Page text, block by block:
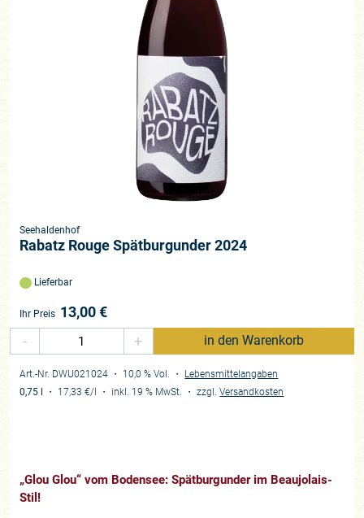
Seehaldenhof
Rabatz Rouge Spätburgunder 2024
Lieferbar
Ihr Preis 13,00€
-
+ in den Warenkorb
Art.-Nr. DWU021024 ・ 10,0 % Vol. ・ Lebensmittelangaben
0,75 l
・ 17,33 €/l ・ inkl. 19 % MwSt. ・zzgl.Versandkosten
„Glou Glou“ vom Bodensee: Spätburgunder im Beaujolais-
Stil!